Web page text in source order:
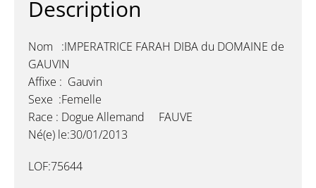
Description
Nom :IMPERATRICE FARAH DIBA du DOMAINE de
GAUVIN
Affixe : Gauvin
Sexe :Femelle
Race : Dogue Allemand FAUVE
Né(e) le:30/01/2013
LOF:75644